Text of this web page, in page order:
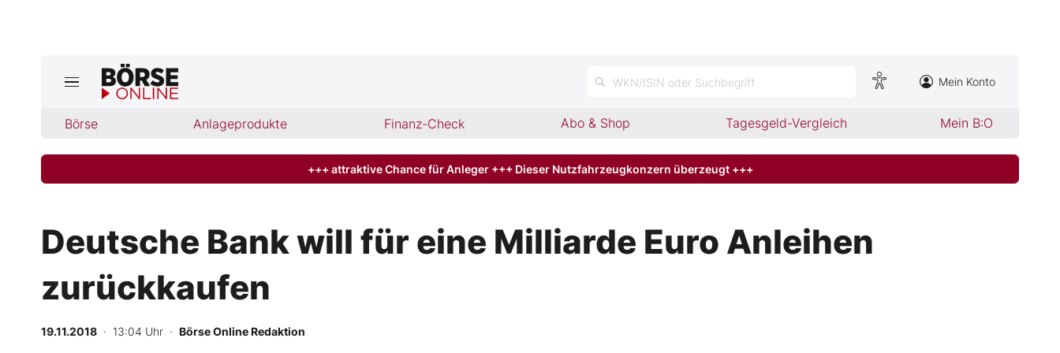
WKN/ISIN oder Suchbegriff Mein Konto
Börse Anlageprodukte Finanz-Check Abo & Shop Tagesgeld-Vergleich Mein B:O
Jetzt aktuelle Ausgabe BÖRSE ONLINE lesen
Finanz-Check
Abo & Shop
BO-Musterdepots
+++ attraktive Chance für Anleger +++ Dieser Nutzfahrzeugkonzern überzeugt +++
Deutsche Bank will für eine Milliarde Euro Anleihen
zurückkaufen
19.11.2018 · 13:04 Uhr · Börse Online Redaktion